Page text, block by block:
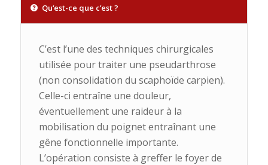
Qu‘est-ce que c’est ?
C’est l’une des techniques chirurgicales
utilisée pour traiter une pseudarthrose
(non consolidation du scaphoïde carpien).
Celle-ci entraîne une douleur,
éventuellement une raideur à la
mobilisation du poignet entraînant une
gêne fonctionnelle importante.
L’opération consiste à greffer le foyer de